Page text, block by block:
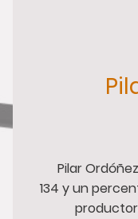
Pilar Ordóñez
134 y un